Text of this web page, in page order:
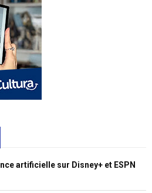
artificielle sur Disney+ et ESPN